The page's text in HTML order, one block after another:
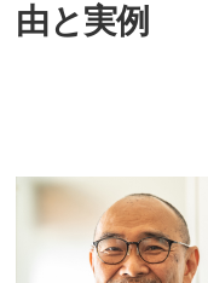
由と実例